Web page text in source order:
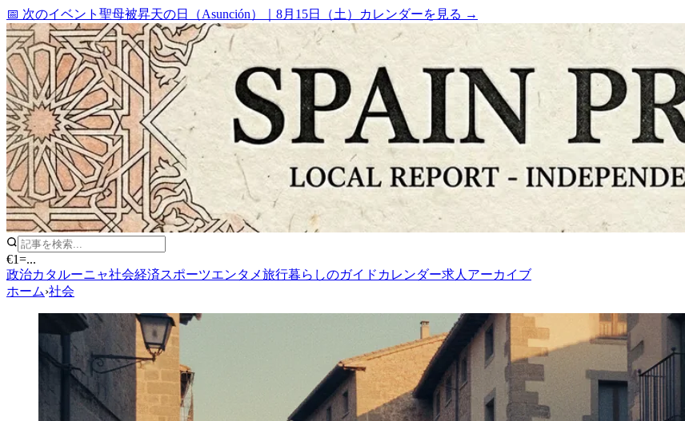
📅 次のイベント 聖母被昇天の日（Asunción） 8月15日（土） カレンダーを見る →
€1=...
政治カタルーニャ社会経済スポーツエンタメ旅行暮らしのガイド カレンダー求人 アーカイブ
ホーム›社会